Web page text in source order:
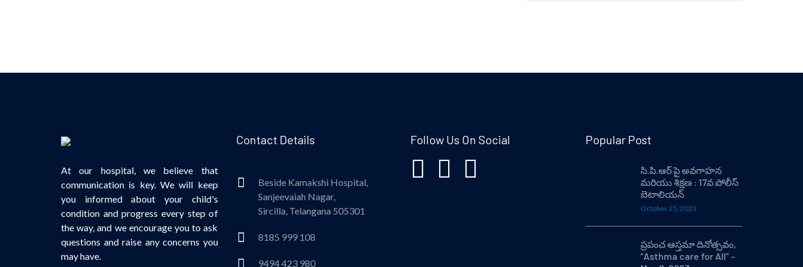
At our hospital, we believe that
communication is key. We will keep
you informed about your child's
condition and progress every step of
the way, and we encourage you to ask
questions and raise any concerns you
may have.
Contact Details
Beside Kamakshi Hospital,
Sanjeevaiah Nagar,
Sircilla, Telangana 505301
8185 999 108
9494 423 980
Follow Us On Social Popular Post
సి.పి.ఆర్ పై అవగాహన
మరియు శిక్షణ : 17వ పోలీస్
బెటాలియన్
October 25, 2023
ప్రపంచ ఆస్తమా దినోత్సవం,
“Asthma care for All” –